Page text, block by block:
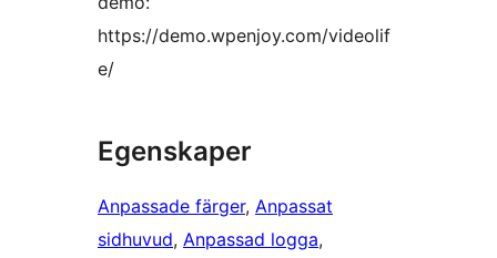
https://demo.wpenjoy.com/videolif
e/
Egenskaper
Anpassade färger, Anpassat
sidhuvud, Anpassad logga